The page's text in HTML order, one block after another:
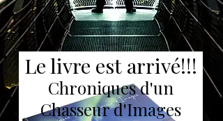
Le livre est arrivé!!!
Chroniques d'un
Chasseur d'Images